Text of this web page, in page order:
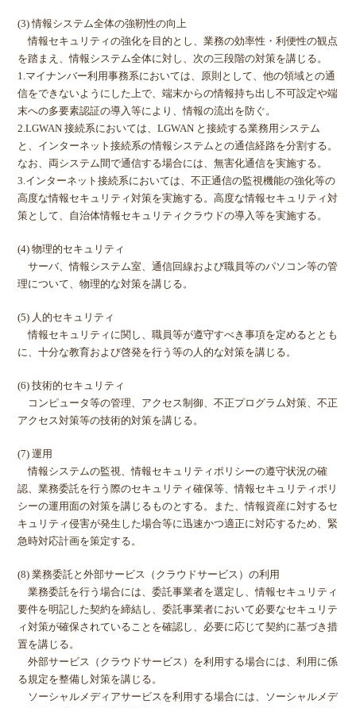
(3) 情報システム全体の強靭性の向上
情報セキュリティの強化を目的とし、業務の効率性・利便性の観点
を踏まえ、情報システム全体に対し、次の三段階の対策を講じる。
1.マイナンバー利用事務系においては、原則として、他の領域との通
信をできないようにした上で、端末からの情報持ち出し不可設定や端
末への多要素認証の導入等により、情報の流出を防ぐ。
2.LGWAN 接続系においては、LGWAN と接続する業務用システム
と、インターネット接続系の情報システムとの通信経路を分割する。
なお、両システム間で通信する場合には、無害化通信を実施する。
3.インターネット接続系においては、不正通信の監視機能の強化等の
高度な情報セキュリティ対策を実施する。高度な情報セキュリティ対
策として、自治体情報セキュリティクラウドの導入等を実施する。
(4) 物理的セキュリティ
サーバ、情報システム室、通信回線および職員等のパソコン等の管
理について、物理的な対策を講じる。
(5) 人的セキュリティ
情報セキュリティに関し、職員等が遵守すべき事項を定めるととも
に、十分な教育および啓発を行う等の人的な対策を講じる。
(6) 技術的セキュリティ
コンピュータ等の管理、アクセス制御、不正プログラム対策、不正
アクセス対策等の技術的対策を講じる。
(7) 運用
情報システムの監視、情報セキュリティポリシーの遵守状況の確
認、業務委託を行う際のセキュリティ確保等、情報セキュリティポリ
シーの運用面の対策を講じるものとする。また、情報資産に対するセ
キュリティ侵害が発生した場合等に迅速かつ適正に対応するため、緊
急時対応計画を策定する。
(8) 業務委託と外部サービス（クラウドサービス）の利用
業務委託を行う場合には、委託事業者を選定し、情報セキュリティ
要件を明記した契約を締結し、委託事業者において必要なセキュリテ
ィ対策が確保されていることを確認し、必要に応じて契約に基づき措
置を講じる。
外部サービス（クラウドサービス）を利用する場合には、利用に係
る規定を整備し対策を講じる。
ソーシャルメディアサービスを利用する場合には、ソーシャルメデ